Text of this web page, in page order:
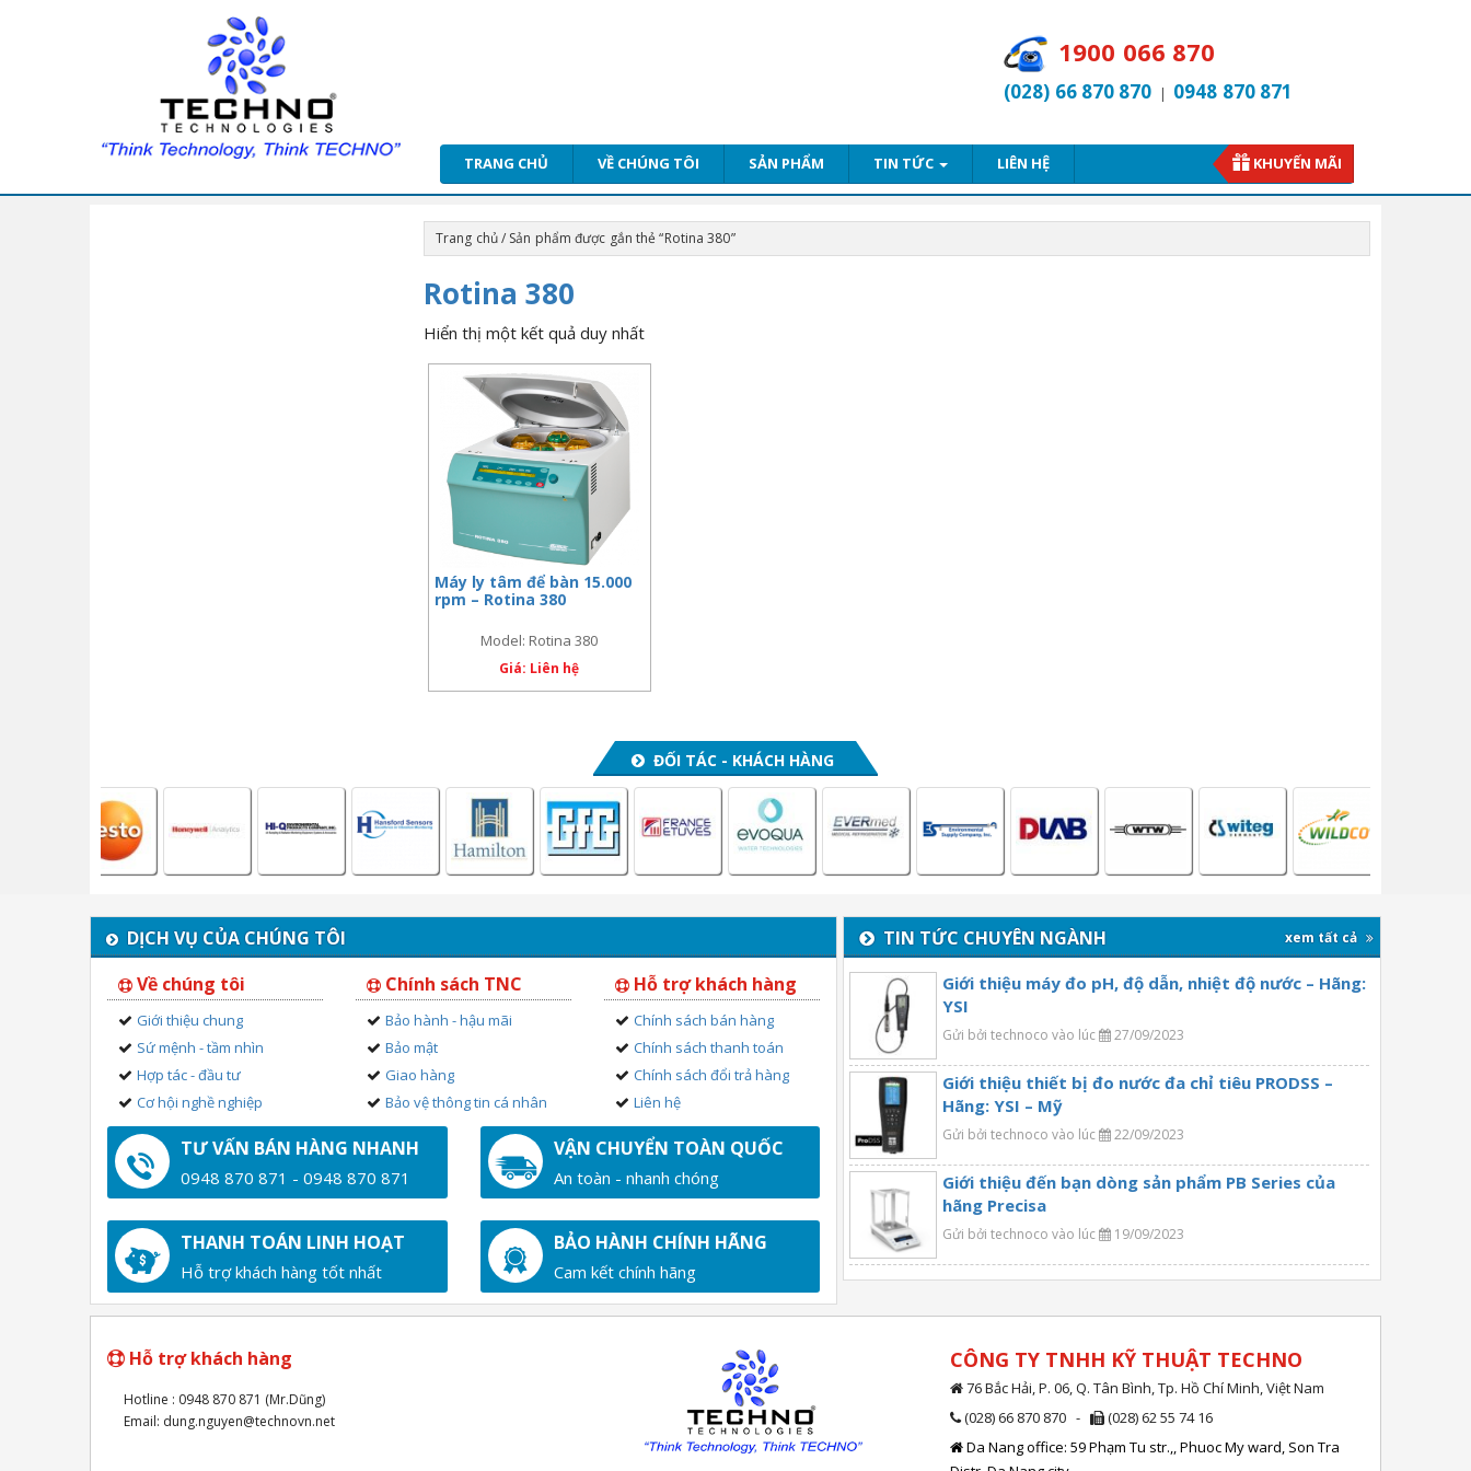
1900 066 870
(028) 66 870 870 | 0948 870 871
TRANG CHỦ VỀ CHÚNG TÔI SẢN PHẨM TIN TỨC LIÊN HỆ KHUYẾN MÃI
Trang chủ/ Sản phẩm được gắn thẻ “Rotina 380”
Rotina 380
Hiển thị một kết quả duy nhất
Máy ly tâm để bàn 15.000
rpm – Rotina 380
Model: Rotina 380
Giá: Liên hệ
ĐỐI TÁC - KHÁCH HÀNG
DỊCH VỤ CỦA CHÚNG TÔI
Về chúng tôi
Giới thiệu chung
Sứ mệnh - tầm nhìn
Hợp tác - đầu tư
Cơ hội nghề nghiệp
Chính sách TNC
Bảo hành - hậu mãi
Bảo mật
Giao hàng
Bảo vệ thông tin cá nhân
Hỗ trợ khách hàng
Chính sách bán hàng
Chính sách thanh toán
Chính sách đổi trả hàng
Liên hệ
TƯ VẤN BÁN HÀNG NHANH
0948 870 871 - 0948 870 871
VẬN CHUYỂN TOÀN QUỐC
An toàn - nhanh chóng
THANH TOÁN LINH HOẠT
Hỗ trợ khách hàng tốt nhất
BẢO HÀNH CHÍNH HÃNG
Cam kết chính hãng
TIN TỨC CHUYÊN NGÀNH xem tất cả
Giới thiệu máy đo pH, độ dẫn, nhiệt độ nước – Hãng:
YSI
Gửi bởi technoco vào lúc 27/09/2023
Giới thiệu thiết bị đo nước đa chỉ tiêu PRODSS –
Hãng: YSI – Mỹ
Gửi bởi technoco vào lúc 22/09/2023
Giới thiệu đến bạn dòng sản phẩm PB Series của
hãng Precisa
Gửi bởi technoco vào lúc 19/09/2023
Hỗ trợ khách hàng
Hotline : 0948 870 871 (Mr.Dũng)
Email: dung.nguyen@technovn.net
CÔNG TY TNHH KỸ THUẬT TECHNO
76 Bắc Hải, P. 06, Q. Tân Bình, Tp. Hồ Chí Minh, Việt Nam
(028) 66 870 870 -
(028) 62 55 74 16
Da Nang office: 59 Phạm Tu str.,, Phuoc My ward, Son Tra